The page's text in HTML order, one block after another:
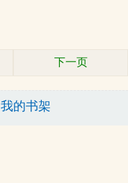
下一页
我的书架